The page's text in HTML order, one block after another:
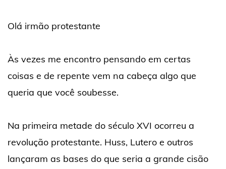
Olá irmão protestante
Às vezes me encontro pensando em certas
coisas e de repente vem na cabeça algo que
queria que você soubesse.
Na primeira metade do século XVI ocorreu a
revolução protestante. Huss, Lutero e outros
lançaram as bases do que seria a grande cisão